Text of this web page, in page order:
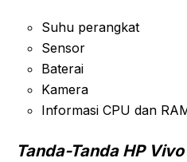
Suhu perangkat
Sensor
Baterai
Kamera
Informasi CPU dan
Tanda-Tanda HP